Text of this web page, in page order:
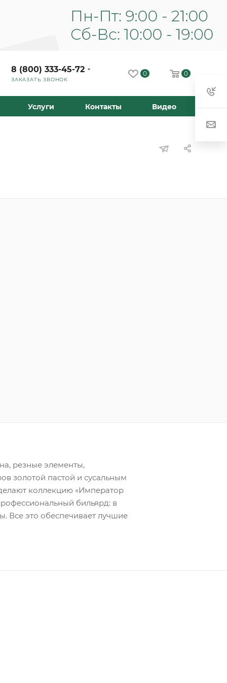
8 (800) 333-45-72
ЗАКАЗАТЬ ЗВОНОК
0 0
Услуги Контакты Видео
резные элементы,
золотой пастой и сусальным
коллекцию «Император
бильярд: в
Все это обеспечивает лучшие